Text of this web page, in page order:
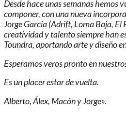
Desde hace unas semanas hemos
componer, con una nueva
Jorge García (Adrift, Loma Baja, El
creatividad y talento siempre han
Toundra, aportando arte y diseño
Esperamos veros pronto en
Es un placer estar de vuelta.
Alberto, Álex, Macón y Jorge».